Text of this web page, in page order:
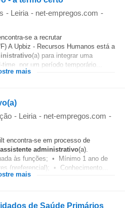
- Leiria - net-empregos.com -
se a recrutar
A Upbiz - Recursos Humanos está a
(a) para integrar uma
por um período temporário...
mais
- Leiria - net-empregos.com -
encontra-se em processo de
assistente administrativo(a).
às funções; • Mínimo 1 ano de
(preferencial); • Conhecimento...
mais
de Saúde Primários